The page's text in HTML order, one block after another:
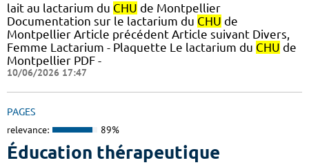
lait au lactarium du CHU de Montpellier
Documentation sur le lactarium du CHU de
Montpellier Article précédent Article suivant Divers,
Femme Lactarium - Plaquette Le lactarium du CHU de
Montpellier PDF -
10/06/2026 17:47
PAGES
relevance: 89%
Éducation thérapeutique